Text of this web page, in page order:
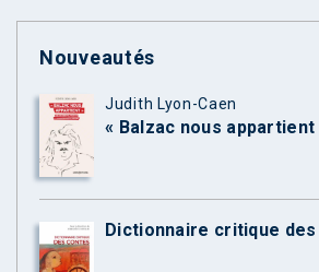
Nouveautés
Judith Lyon-Caen
« Balzac nous appartient
Dictionnaire critique